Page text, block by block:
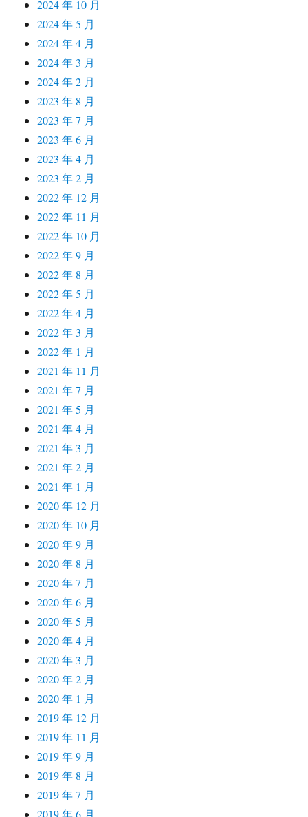
2024 年 10 月
2024 年 5 月
2024 年 4 月
2024 年 3 月
2024 年 2 月
2023 年 8 月
2023 年 7 月
2023 年 6 月
2023 年 4 月
2023 年 2 月
2022 年 12 月
2022 年 11 月
2022 年 10 月
2022 年 9 月
2022 年 8 月
2022 年 5 月
2022 年 4 月
2022 年 3 月
2022 年 1 月
2021 年 11 月
2021 年 7 月
2021 年 5 月
2021 年 4 月
2021 年 3 月
2021 年 2 月
2021 年 1 月
2020 年 12 月
2020 年 10 月
2020 年 9 月
2020 年 8 月
2020 年 7 月
2020 年 6 月
2020 年 5 月
2020 年 4 月
2020 年 3 月
2020 年 2 月
2020 年 1 月
2019 年 12 月
2019 年 11 月
2019 年 9 月
2019 年 8 月
2019 年 7 月
2019 年 6 月